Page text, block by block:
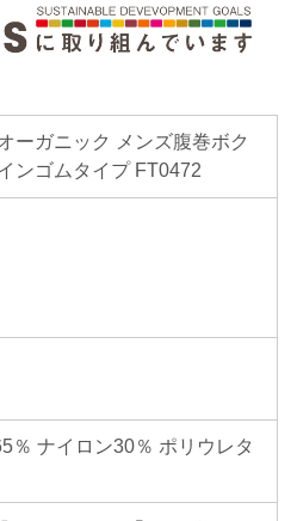
ーガニック メンズ腹巻ボク
ンゴムタイプ FT0472
％ ナイロン30％ ポリウレタ